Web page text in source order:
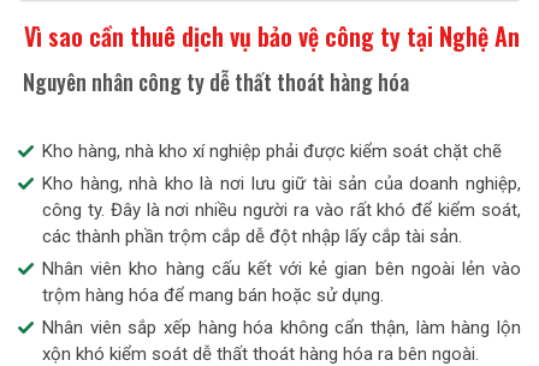
Vì sao cần thuê dịch vụ bảo vệ công ty tại Nghệ An
Nguyên nhân công ty dễ thất thoát hàng hóa
Kho hàng, nhà kho xí nghiệp phải được kiểm soát chặt chẽ
Kho hàng, nhà kho là nơi lưu giữ tài sản của doanh nghiệp,
công ty. Đây là nơi nhiều người ra vào rất khó để kiểm soát,
các thành phần trộm cắp dễ đột nhập lấy cắp tài sản.
Nhân viên kho hàng cấu kết với kẻ gian bên ngoài lẻn vào
trộm hàng hóa để mang bán hoặc sử dụng.
Nhân viên sắp xếp hàng hóa không cẩn thận, làm hàng lộn
xộn khó kiểm soát dễ thất thoát hàng hóa ra bên ngoài.